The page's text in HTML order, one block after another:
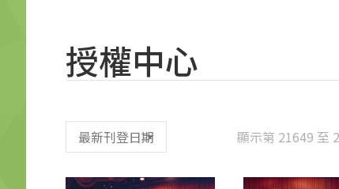
授權中心
顯示第 21649 至